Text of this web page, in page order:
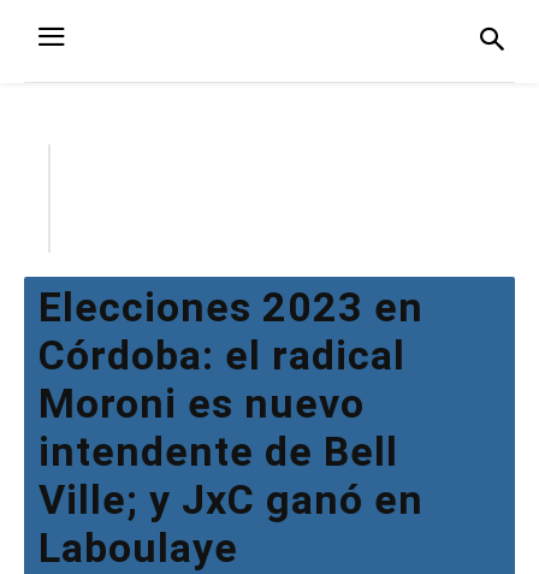
Elecciones 2023 en
Córdoba: el radical
Moroni es nuevo
intendente de Bell
Ville; y JxC ganó en
Laboulaye